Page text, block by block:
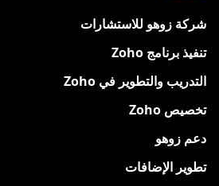
شركة زوهو للاستشارات
تنفيذ برنامج Zoho
التدريب والتطوير في Zoho
تخصيص Zoho
دعم زوهو
تطوير الإضافات